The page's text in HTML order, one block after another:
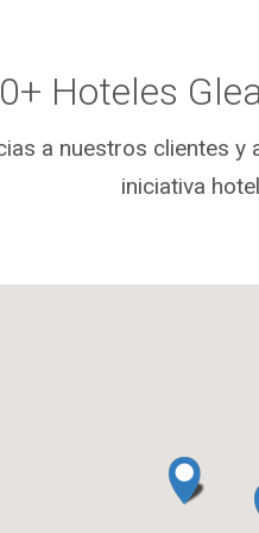
Hoteles
a nuestros clientes
iniciativa